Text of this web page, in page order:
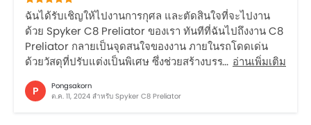
ฉันได้รับเชิญให้ไปงานการกุศล และตัดสินใจที่จะไปงาน
ด้วย Spyker C8 Preliator ของเรา ทันทีที่ฉันไปถึงงาน C8
Preliator กลายเป็นจุดสนใจของงาน ภายในรถโดดเด่น
ด้วยวัสดุที่ปรับแต่งเป็นพิเศษ ซึ่งช่วยสร้างบรรยากาศที่น่า
ที่ฉันขับรถไปทั่วเมือง องค์ประกอบการออกแบบที่ไม่
อ่านเพิ่มเติม
P
Pongsakorn
ต.ค. 11, 2024 สำหรับ Spyker C8 Preliator